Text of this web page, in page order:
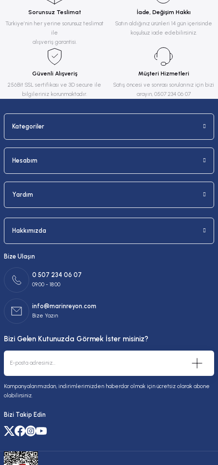
Ürün resmi kalitesiz, bozuk veya görüntülenemiyor.
Ürün açıklamasında eksik bilgiler bulunuyor.
Ürün bilgilerinde hatalar bulunuyor.
Ürün fiyatı diğer sitelerden daha pahalı.
Bu ürüne benzer farklı alternatifler olmalı.
Gönder
Sorunsuz Teslimat
Türkiye’nin her yerine sorunsuz teslimat
ile
alışveriş garantisi.
İade, Değişim Hakkı
Satın aldığınız ürünleri 14 gün içerisinde
koşulsuz iade edebilirsiniz.
Güvenli Alışveriş
256Bit SSL sertifikası ve 3D secure ile
bilgileriniz korunmaktadır.
Müşteri Hizmetleri
Satış öncesi ve sonrası sorularınız için bizi
arayın, 0507 234 06 07
Kategoriler
Hesabım
Yardım
Hakkımızda
Bize Ulaşın
0 507 234 06 07
09:00 - 18:00
info@marinreyon.com
Bize Yazın
Bizi Gelen Kutunuzda Görmek İster misiniz?
Kampanyalarımızdan, indirimlerimizden haberdar olmak için ücretsiz olarak abone
olabilirsiniz.
Bizi Takip Edin